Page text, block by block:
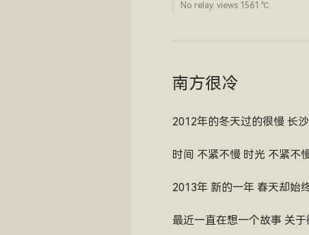
No relay. views 1561 ­℃
南方很冷
2012年的冬天过的很慢 长
时间 不紧不慢 时光 不紧不
2013年 新的一年 春天却始
最近一直在想一个故事 关